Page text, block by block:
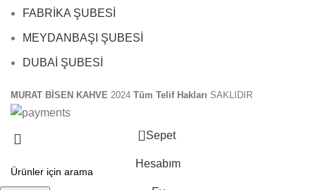
FABRİKA ŞUBESİ
MEYDANBAŞI ŞUBESİ
DUBAİ ŞUBESİ
MURAT BİSEN KAHVE 2024 Tüm Telif Hakları SAKLIDIR
0 Sepet
Hesabım